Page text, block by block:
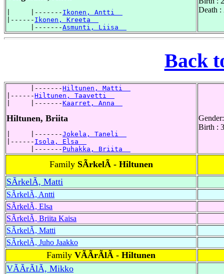
|     |------- Ikonen, Antti
|------ Ikonen, Kreeta
      |-------
Asmunti, Liisa
Death :
Back
      |-------
Hiltunen, Matti
|------Hiltunen, Taavetti
|     |-------Kaarret, Anna
Hiltunen, Briita
|     |-------Jokela, Taneli
|------ Isola, Elsa
      |-------
Puhakka, Briita
Birth :
Family SÃrkelÃ - Hiltunen
SÃrkelÃ, Matti
SÃrkelÃ, Antti
SÃrkelÃ, Elsa
SÃrkelÃ, Briita Kaisa
SÃrkelÃ, Matti
SÃrkelÃ, Juho Jaakko
Family VÃÃrÃlÃ - Hiltunen
VÃÃrÃlÃ, Mikko